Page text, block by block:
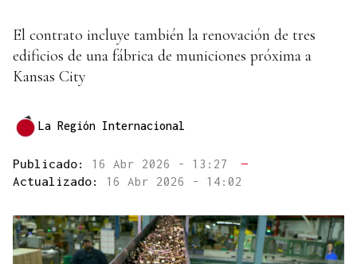
El contrato incluye también la renovación de tres
edificios de una fábrica de municiones próxima a
Kansas City
La Región Internacional
Publicado: 16 Abr 2026 - 13:27
—
Actualizado: 16 Abr 2026 - 14:02